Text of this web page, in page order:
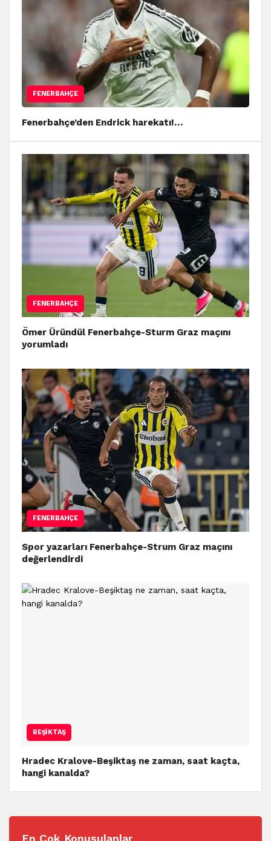
FENERBAHÇE
Fenerbahçe’den Endrick harekatı!…
FENERBAHÇE
Ömer Üründül Fenerbahçe-Sturm Graz maçını
yorumladı
FENERBAHÇE
Spor yazarları Fenerbahçe-Strum Graz maçını
değerlendirdi
BEŞIKTAŞ
Hradec Kralove-Beşiktaş ne zaman, saat kaçta,
hangi kanalda?